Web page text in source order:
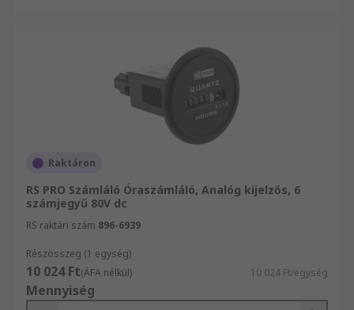
Raktáron
RS PRO Számláló Óraszámláló, Analóg kijelzős, 6
számjegyű 80V dc
RS raktári szám 896-6939
Részösszeg (1 egység)
10 024 Ft(ÁFA nélkül) 10 024 Ft/egység
Mennyiség